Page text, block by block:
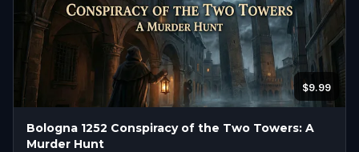
$9.99
Bologna 1252 Conspiracy of the Two Towers: A
Murder Hunt